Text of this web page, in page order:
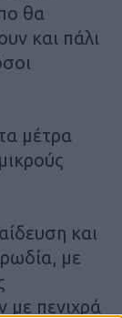
θα
και πάλι
μέτρα
και
με
με πενιχρά